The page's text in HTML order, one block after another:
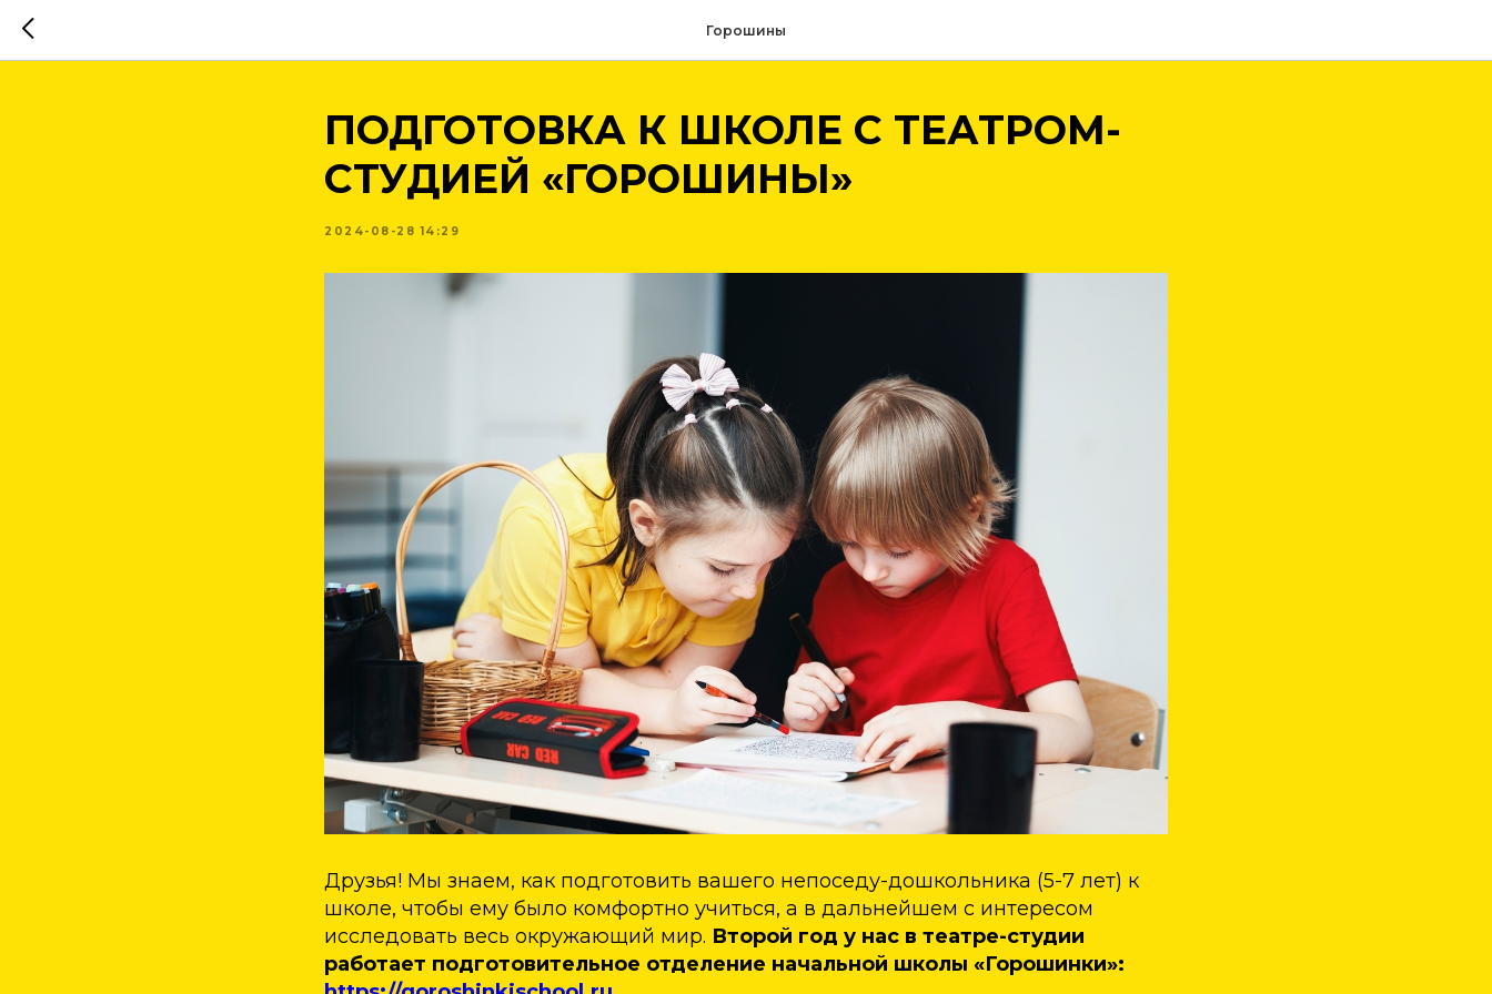
Горошины
ПОДГОТОВКА К ШКОЛЕ С ТЕАТРОМ-
СТУДИЕЙ «ГОРОШИНЫ»
2024-08-28 14:29
Друзья! Мы знаем, как подготовить вашего непоседу-дошкольника (5-7 лет) к
школе, чтобы ему было комфортно учиться, а в дальнейшем с интересом
исследовать весь окружающий мир. Второй год у нас в театре-студии
работает подготовительное отделение начальной школы «Горошинки»: